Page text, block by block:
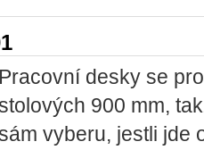
Pracovní desky se
900 mm,
vyberu, jestli jde